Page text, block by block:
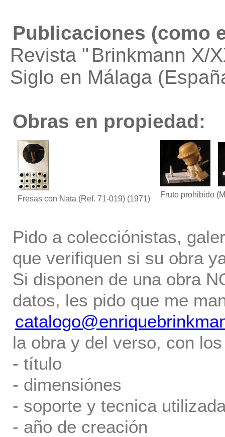
Publicaciones (como
Revista " Brinkmann X/
Siglo en Málaga
Obras en propiedad:
Fresas con Nata (Ref. 71-019) (1971) Fruto prohibido
Pido a colecciónistas,
que verifiquen si su obra
Si disponen de una obra
datos, les pido que me
la obra y del verso, con
- título
- dimensiónes
- soporte y tecnica
- año de creación